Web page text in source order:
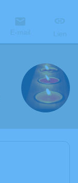
E-mail Lien